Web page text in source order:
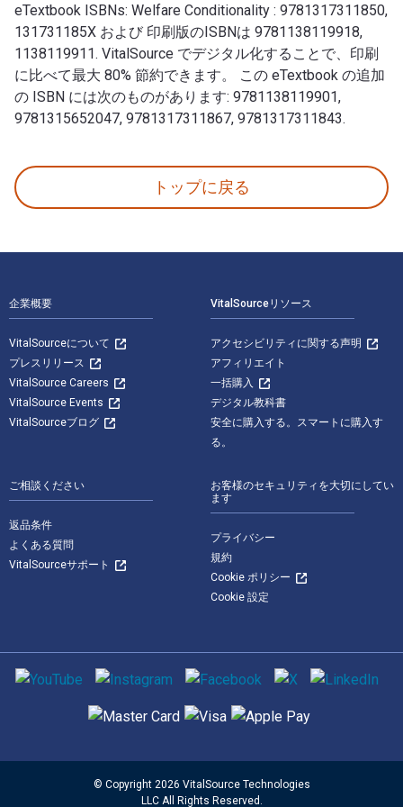
eTextbook ISBNs: Welfare Conditionality : 9781317311850,
131731185X および 印刷版のISBNは 9781138119918,
1138119911. VitalSource でデジタル化することで、印刷
に比べて最大 80% 節約できます。 この eTextbook の追加
の ISBN には次のものがあります: 9781138119901,
9781315652047, 9781317311867, 9781317311843.
トップに戻る
企業概要
VitalSourceについて
プレスリリース
VitalSource Careers
VitalSource Events
VitalSourceブログ
VitalSourceリソース
アクセシビリティに関する声明
アフィリエイト
一括購入
デジタル教科書
安全に購入する。スマートに購入す
る。
ご相談ください
返品条件
よくある質問
VitalSourceサポート
お客様のセキュリティを大切にしてい
ます
プライバシー
規約
Cookie ポリシー
Cookie 設定
ソーシャルメディア
サポートされている支払い方法
© Copyright 2026 VitalSource Technologies
LLC All Rights Reserved.